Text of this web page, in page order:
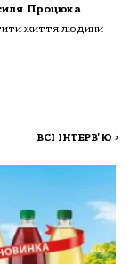
Процюка
життя людини
ВСІ ІНТЕРВ'Ю >